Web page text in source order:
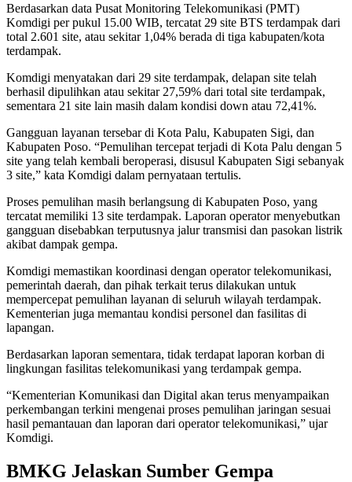
Berdasarkan data Pusat Monitoring Telekomunikasi (PMT)
Komdigi per pukul 15.00 WIB, tercatat 29 site BTS terdampak dari
total 2.601 site, atau sekitar 1,04% berada di tiga kabupaten/kota
terdampak.
Komdigi menyatakan dari 29 site terdampak, delapan site telah
berhasil dipulihkan atau sekitar 27,59% dari total site terdampak,
sementara 21 site lain masih dalam kondisi down atau 72,41%.
Gangguan layanan tersebar di Kota Palu, Kabupaten Sigi, dan
Kabupaten Poso. “Pemulihan tercepat terjadi di Kota Palu dengan 5
site yang telah kembali beroperasi, disusul Kabupaten Sigi sebanyak
3 site,” kata Komdigi dalam pernyataan tertulis.
Proses pemulihan masih berlangsung di Kabupaten Poso, yang
tercatat memiliki 13 site terdampak. Laporan operator menyebutkan
gangguan disebabkan terputusnya jalur transmisi dan pasokan listrik
akibat dampak gempa.
Komdigi memastikan koordinasi dengan operator telekomunikasi,
pemerintah daerah, dan pihak terkait terus dilakukan untuk
mempercepat pemulihan layanan di seluruh wilayah terdampak.
Kementerian juga memantau kondisi personel dan fasilitas di
lapangan.
Berdasarkan laporan sementara, tidak terdapat laporan korban di
lingkungan fasilitas telekomunikasi yang terdampak gempa.
“Kementerian Komunikasi dan Digital akan terus menyampaikan
perkembangan terkini mengenai proses pemulihan jaringan sesuai
hasil pemantauan dan laporan dari operator telekomunikasi,” ujar
Komdigi.
BMKG Jelaskan Sumber Gempa